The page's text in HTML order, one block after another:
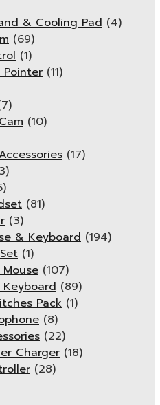
& Cooling Pad (4)
(69)
(1)
(11)
(10)
(17)
(81)
(3)
& Keyboard (194)
(1)
(107)
Keyboard (89)
Pack (1)
(8)
(22)
Charger (18)
(28)